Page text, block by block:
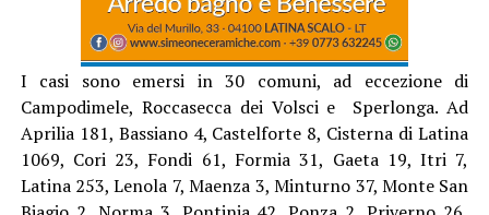
I casi sono emersi in 30 comuni, ad eccezione di
Campodimele, Roccasecca dei Volsci e Sperlonga. Ad
Aprilia 181, Bassiano 4, Castelforte 8, Cisterna di Latina
1069, Cori 23, Fondi 61, Formia 31, Gaeta 19, Itri 7,
Latina 253, Lenola 7, Maenza 3, Minturno 37, Monte San